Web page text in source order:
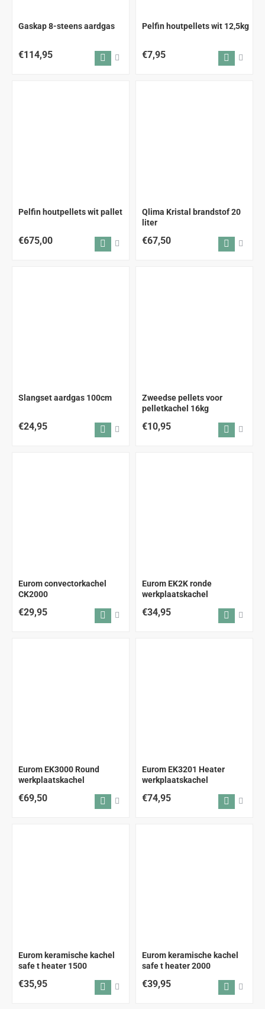
Gaskap 8-steens aardgas
€114,95 ALLEEN AFHALEN
Pelfin houtpellets wit 12,5kg
€7,95
GRATIS VERZENDING
Pelfin houtpellets wit pallet
€675,00 ALLEEN AFHALEN
Qlima Kristal brandstof 20
liter
€67,50
Slangset aardgas 100cm
€24,95 ALLEEN AFHALEN
Zweedse pellets voor
pelletkachel 16kg
€10,95
ALLEEN AFHALEN
Eurom convectorkachel
CK2000
€29,95
Eurom EK2K ronde
werkplaatskachel
€34,95
Eurom EK3000 Round
werkplaatskachel
€69,50
Eurom EK3201 Heater
werkplaatskachel
€74,95
Eurom keramische kachel
safe t heater 1500
€35,95
Eurom keramische kachel
safe t heater 2000
€39,95